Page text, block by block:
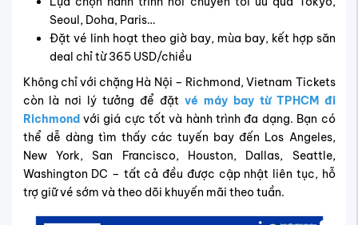
Seoul, Doha, Paris…
Đặt vé linh hoạt theo giờ bay, mùa bay, kết hợp săn
deal chỉ từ 365 USD/chiều
Không chỉ với chặng Hà Nội – Richmond, Vietnam Tickets
còn là nơi lý tưởng để đặt vé máy bay từ TPHCM đi
Richmond với giá cực tốt và hành trình đa dạng. Bạn có
thể dễ dàng tìm thấy các tuyến bay đến Los Angeles,
New York, San Francisco, Houston, Dallas, Seattle,
Washington DC – tất cả đều được cập nhật liên tục, hỗ
trợ giữ vé sớm và theo dõi khuyến mãi theo tuần.